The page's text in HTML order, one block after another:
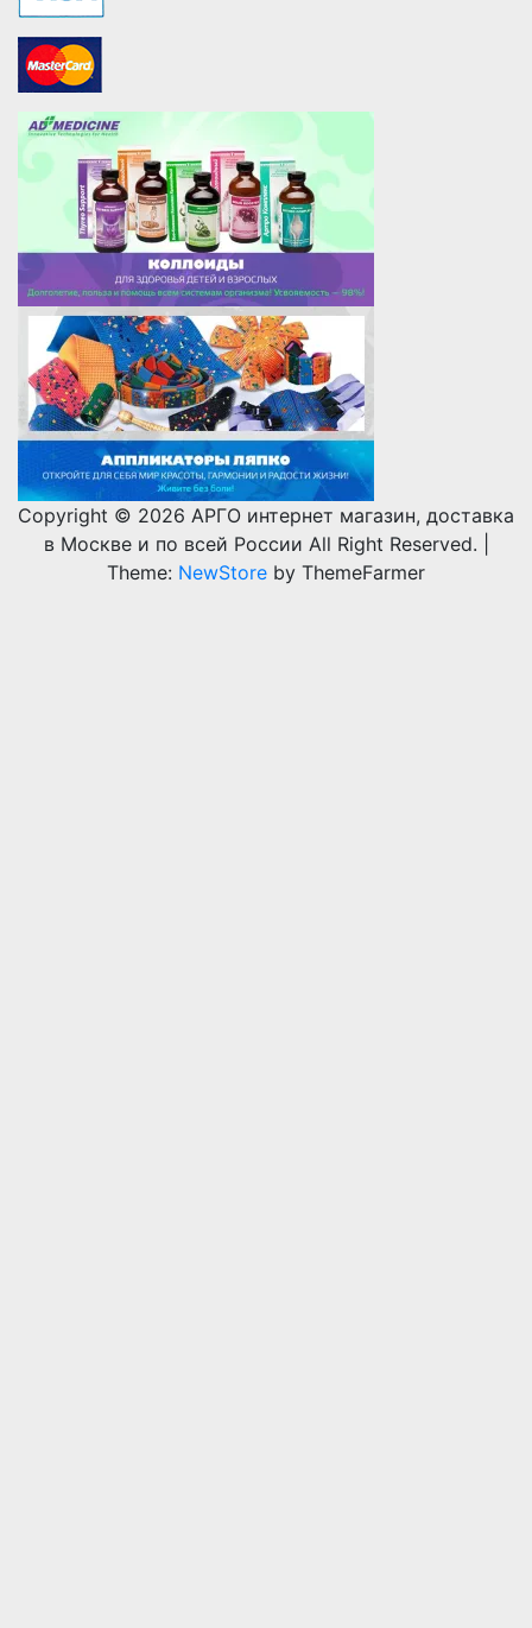
Copyright © 2026 АРГО интернет магазин, доставка
в Москве и по всей России All Right Reserved.
Theme: NewStore by ThemeFarmer